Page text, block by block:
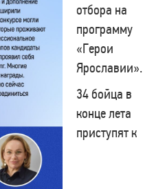
отбора на
программу
«Герои
Ярославии».
34 бойца в
конце лета
приступят к